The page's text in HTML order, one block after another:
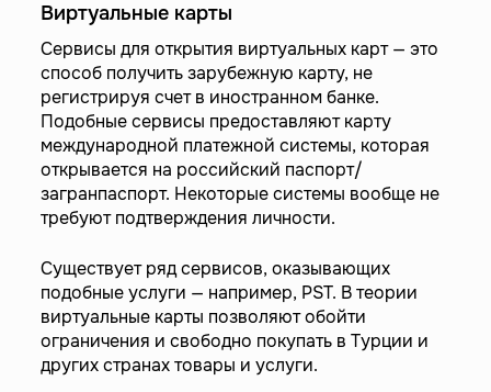
Виртуальные карты
Сервисы для открытия виртуальных карт — это
способ получить зарубежную карту, не
регистрируя счет в иностранном банке.
Подобные сервисы предоставляют карту
международной платежной системы, которая
открывается на российский паспорт/
загранпаспорт. Некоторые системы вообще не
требуют подтверждения личности.
Существует ряд сервисов, оказывающих
подобные услуги — например, PST. В теории
виртуальные карты позволяют обойти
ограничения и свободно покупать в Турции и
других странах товары и услуги.